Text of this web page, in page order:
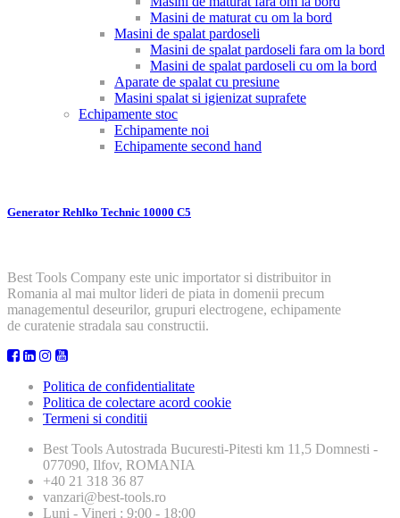
Masini de maturat cu om la bord
Masini de spalat pardoseli
Masini de spalat pardoseli fara om la bord
Masini de spalat pardoseli cu om la bord
Aparate de spalat cu presiune
Masini spalat si igienizat suprafete
Echipamente stoc
Echipamente noi
Echipamente second hand
Generator Rehlko Technic 10000 C5
Best Tools Company este unic importator si distribuitor in
Romania al mai multor lideri de piata in domenii precum
managementul deseurilor, grupuri electrogene, echipamente
de curatenie stradala sau constructii.
Politica de confidentialitate
Politica de colectare acord cookie
Termeni si conditii
Best Tools Autostrada Bucuresti-Pitesti km 11,5 Domnesti -
077090, Ilfov, ROMANIA
+40 21 318 36 87
vanzari@best-tools.ro
Luni - Vineri : 9:00 - 18:00